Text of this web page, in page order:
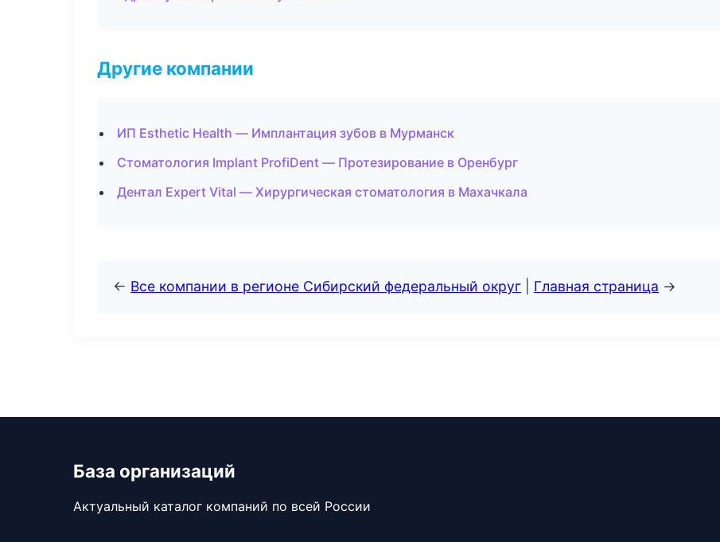
Другие компании
ИП Esthetic Health — Имплантация зубов в Мурманск
Стоматология Implant ProfiDent — Протезирование в Оренбург
Дентал Expert Vital — Хирургическая стоматология в Махачкала
← Все компании в регионе Сибирский федеральный округ Главная страница →
База организаций
Актуальный каталог компаний по всей России